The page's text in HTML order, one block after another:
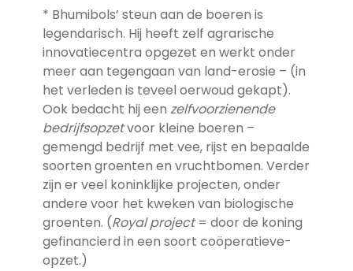
* Bhumibols’ steun aan de boeren is
legendarisch. Hij heeft zelf agrarische
innovatiecentra opgezet en werkt onder
meer aan tegengaan van land-erosie – (in
het verleden is teveel oerwoud gekapt).
Ook bedacht hij een zelfvoorzienende
bedrijfsopzetvoor kleine boeren –
gemengd bedrijf met vee, rijst en bepaalde
soorten groenten en vruchtbomen. Verder
zijn er veel koninklijke projecten, onder
andere voor het kweken van biologische
groenten. (Royal project= door de koning
gefinancierd in een soort coöperatieve-
opzet.)